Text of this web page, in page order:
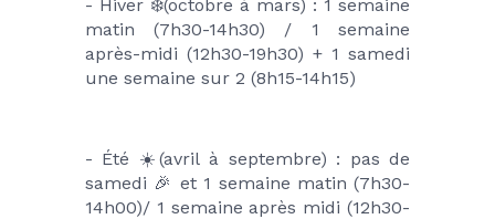
- Hiver ❄️(octobre à mars) : 1 semaine
matin (7h30-14h30) / 1 semaine
après-midi (12h30-19h30) + 1 samedi
une semaine sur 2 (8h15-14h15)
- Été ☀️(avril à septembre) : pas de
samedi 🎉 et 1 semaine matin (7h30-
14h00)/ 1 semaine après midi (12h30-